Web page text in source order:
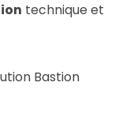
technique et
Bastion